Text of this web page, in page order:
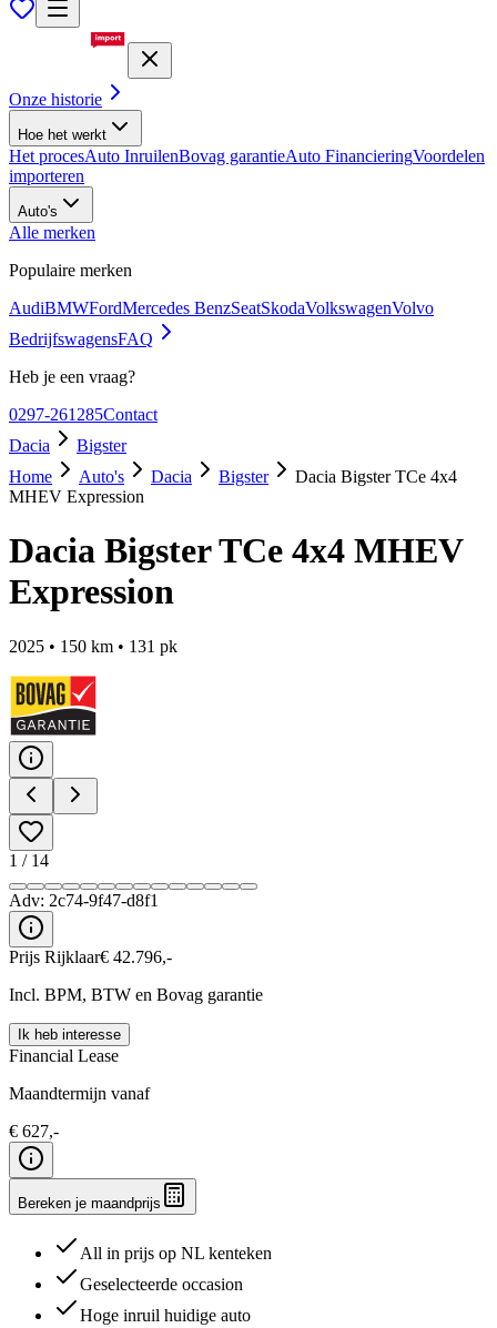
Onze historie
Hoe het werkt
Het procesAuto InruilenBovag garantieAuto FinancieringVoordelen
importeren
Auto's
Alle merken
Populaire merken
AudiBMWFordMercedes BenzSeatSkodaVolkswagenVolvo
BedrijfswagensFAQ
Heb je een vraag?
0297-261285Contact
Dacia
Bigster
Home
Auto's Dacia Bigster
Dacia Bigster TCe 4x4
MHEV Expression
Dacia Bigster TCe 4x4 MHEV
Expression
2025 • 150 km • 131 pk
1 / 14
Adv: 2c74-9f47-d8f1
Prijs Rijklaar€ 42.796,-
Incl. BPM, BTW en Bovag garantie
Ik heb interesse
Financial Lease
Maandtermijn vanaf
€ 627,-
Bereken je maandprijs
All in prijs op NL kenteken
Geselecteerde occasion
Hoge inruil huidige auto